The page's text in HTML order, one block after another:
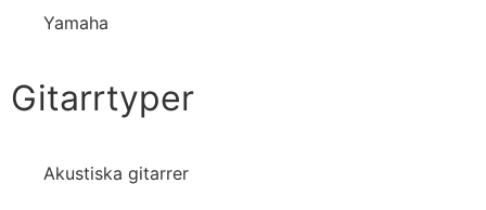
Yamaha
Gitarrtyper
Akustiska gitarrer